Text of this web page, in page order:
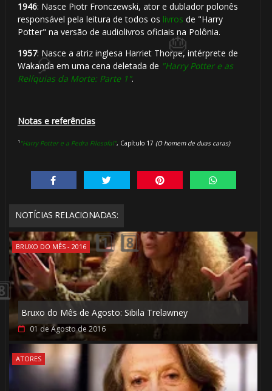
1946: Nasce Piotr Fronczewski, ator e dublador polonês
responsável pela leitura de todos os livros de "Harry
Potter" na versão de audiolivros oficiais na Polônia.
1957: Nasce a atriz inglesa Harriet Thorpe, intérprete de
Wakanda em uma cena deletada de "Harry Potter e as
Relíquias da Morte: Parte 1".
Notas e referências
¹ "Harry Potter e a Pedra Filosofal", Capítulo 17 (O homem de duas caras)
NOTÍCIAS RELACIONADAS:
BRUXO DO MÊS - 2016
Bruxo do Mês de Agosto: Sibila Trelawney
01 de Agosto de 2016
ATORES